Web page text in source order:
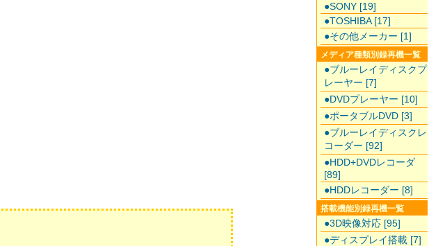
●SONY [19]
●TOSHIBA [17]
●その他メーカー [1]
メディア種類別録再機一覧
●ブルーレイディスクプ
レーヤー [7]
●DVDプレーヤー [10]
●ポータブルDVD [3]
●ブルーレイディスクレ
コーダー [92]
●HDD+DVDレコーダ
[89]
●HDDレコーダー [8]
搭載機能別録再機一覧
●3D映像対応 [95]
●ディスプレイ搭載 [7]